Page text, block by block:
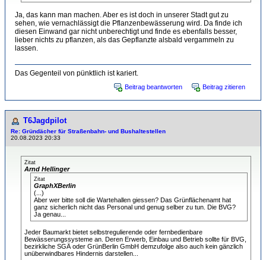
Ja, das kann man machen. Aber es ist doch in unserer Stadt gut zu
sehen, wie vernachlässigt die Pflanzenbewässerung wird. Da finde ich
diesen Einwand gar nicht unberechtigt und finde es ebenfalls besser,
lieber nichts zu pflanzen, als das Gepflanzte alsbald vergammeln zu
lassen.
Das Gegenteil von pünktlich ist kariert.
Beitrag beantworten Beitrag zitieren
T6Jagdpilot
Re: Gründächer für Straßenbahn- und Bushaltestellen
20.08.2023 20:33
Zitat
Arnd Hellinger
Zitat
GraphXBerlin
(...)
Aber wer bitte soll die Wartehallen giessen? Das Grünflächenamt hat
ganz sicherlich nicht das Personal und genug selber zu tun. Die BVG?
Ja genau...
Jeder Baumarkt bietet selbstregulierende oder fernbedienbare
Bewässerungssysteme an. Deren Erwerb, Einbau und Betrieb sollte für BVG,
bezirkliche SGÄ oder GrünBerlin GmbH demzufolge also auch kein gänzlich
unüberwindbares Hindernis darstellen...